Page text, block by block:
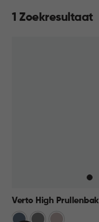
1 Zoekresultaat
Verto High
BlauwGrijs Rose